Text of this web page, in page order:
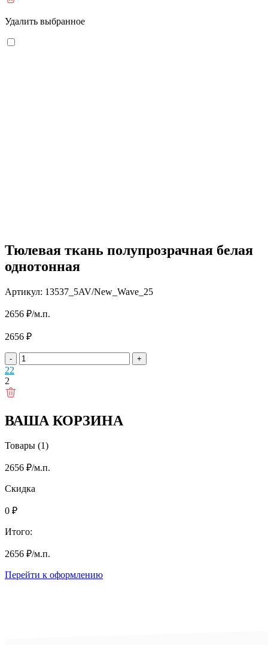
Удалить выбранное
Тюлевая ткань полупрозрачная белая
однотонная
Артикул: 13537_5AV/New_Wave_25
2656 ₽/м.п.
2656 ₽
- +
22
2
ВАША КОРЗИНА
Товары (1)
2656 ₽/м.п.
Скидка
0 ₽
Итого:
2656 ₽/м.п.
Перейти к оформлению